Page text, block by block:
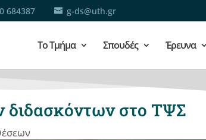
684387 g-ds@uth.gr
Το Τμήμα Σπουδές Έρευνα
διδασκόντων στο ΤΨΣ